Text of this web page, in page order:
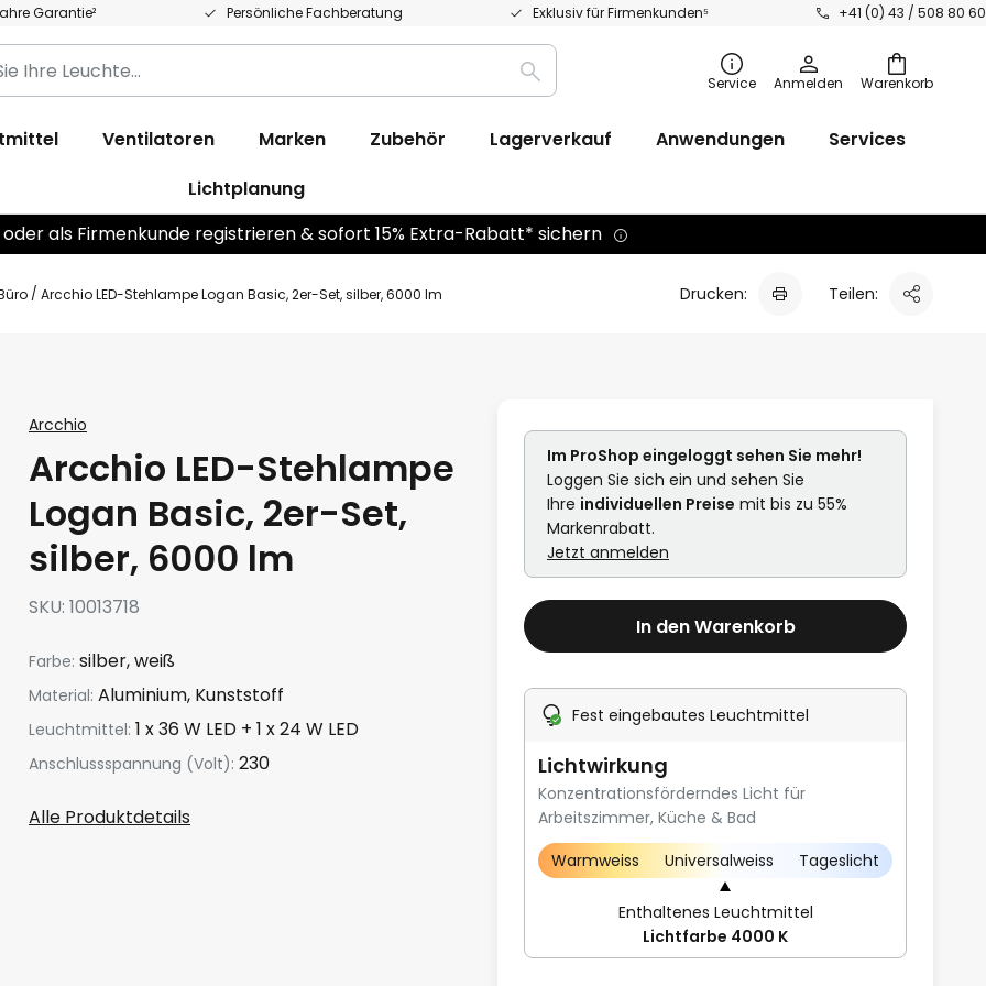
Garantie² Persönliche Fachberatung Exklusiv für Firmenkunden⁵ +41 (0) 43 / 508 80 60
Warenkorb
Suche Service Anmelden
Ventilatoren Marken Zubehör Lagerverkauf Anwendungen
Services
Lichtplanung
als Firmenkunde registrieren & sofort 15% Extra-Rabatt* sichern
Arcchio LED-Stehlampe Logan Basic, 2er-Set, silber, 6000 lm Drucken: Teilen:
Arcchio
Arcchio LED-Stehlampe
Logan Basic, 2er-Set,
silber, 6000 lm
SKU 10013718
Farbe: silber, weiß
Material: Aluminium, Kunststoff
Leuchtmittel: 1 x 36 W LED + 1 x 24 W LED
Anschlussspannung (Volt): 230
Alle Produktdetails
Im ProShop eingeloggt sehen Sie mehr!
Loggen Sie sich ein und sehen Sie
Ihre individuellen Preise mit bis zu 55%
Markenrabatt.
Jetzt anmelden
In den Warenkorb
Fest eingebautes Leuchtmittel
Lichtwirkung
Konzentrationsförderndes Licht für
Arbeitszimmer, Küche & Bad
Warmweiss
Universalweiss Tageslicht
Enthaltenes Leuchtmittel
Lichtfarbe 4000 K